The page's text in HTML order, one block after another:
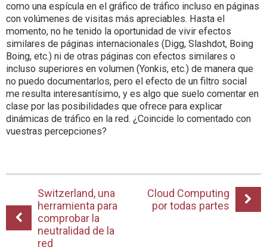
como una espícula en el gráfico de tráfico incluso en páginas
con volúmenes de visitas más apreciables. Hasta el
momento, no he tenido la oportunidad de vivir efectos
similares de páginas internacionales (Digg, Slashdot, Boing
Boing, etc.) ni de otras páginas con efectos similares o
incluso superiores en volumen (Yonkis, etc.) de manera que
no puedo documentarlos, pero el efecto de un filtro social
me resulta interesantísimo, y es algo que suelo comentar en
clase por las posibilidades que ofrece para explicar
dinámicas de tráfico en la red. ¿Coincide lo comentado con
vuestras percepciones?
Switzerland, una
herramienta para
comprobar la
neutralidad de la
red
Cloud Computing
por todas partes